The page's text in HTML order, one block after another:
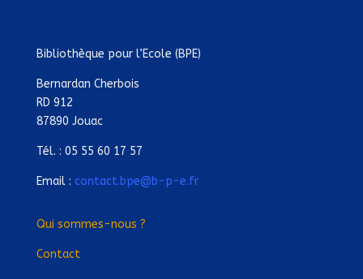
Bibliothèque pour l’Ecole (BPE)
Bernardan Cherbois
RD 912
87890 Jouac
Tél. : 05 55 60 17 57
Email : contact.bpe@b-p-e.fr
Qui sommes-nous ?
Contact